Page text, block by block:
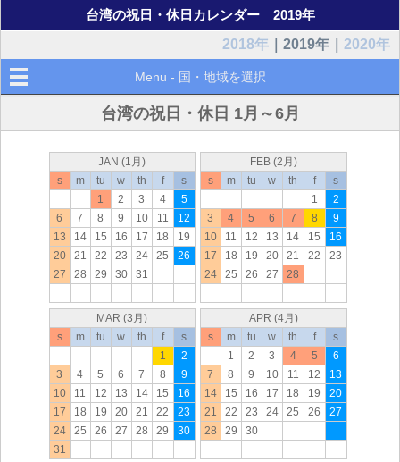
台湾の祝日・休日カレンダー 2019年
2018年 ｜2019年｜ 2020年
Menu - 国・地域を選択
台湾の祝日・休日 1月～6月
JAN (1月)
s
m tu w th f
s
1
2 3 4
5
6
7 8 9 10 11
12
13
14 15 16 17 18
19
20
21 22 23 24 25
26
27
28 29 30 31
FEB (2月)
s
m tu w th f
s
1
2
3
4 5 6 7 8
9
10
11 12 13 14 15
16
17
18 19 20 21 22
23
24
25 26 27 28
MAR (3月)
s
m tu w th f
s
1
2
3
4 5 6 7 8
9
10
11 12 13 14 15
16
17
18 19 20 21 22
23
24
25 26 27 28 29
30
31
APR (4月)
s
m tu w th f
s
1
2 3 4 5
6
7
8 9 10 11 12
13
14
15 16 17 18 19
20
21
22 23 24 25 26
27
28
29 30